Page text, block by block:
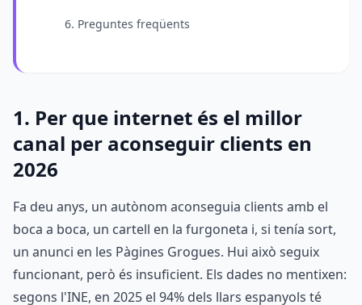
6. Preguntes freqüents
1. Per que internet és el millor
canal per aconseguir clients en
2026
Fa deu anys, un autònom aconseguia clients amb el
boca a boca, un cartell en la furgoneta i, si tenía sort,
un anunci en les Pàgines Grogues. Hui això seguix
funcionant, però és insuficient. Els dades no mentixen:
segons l'INE, en 2025 el 94% dels llars espanyols té